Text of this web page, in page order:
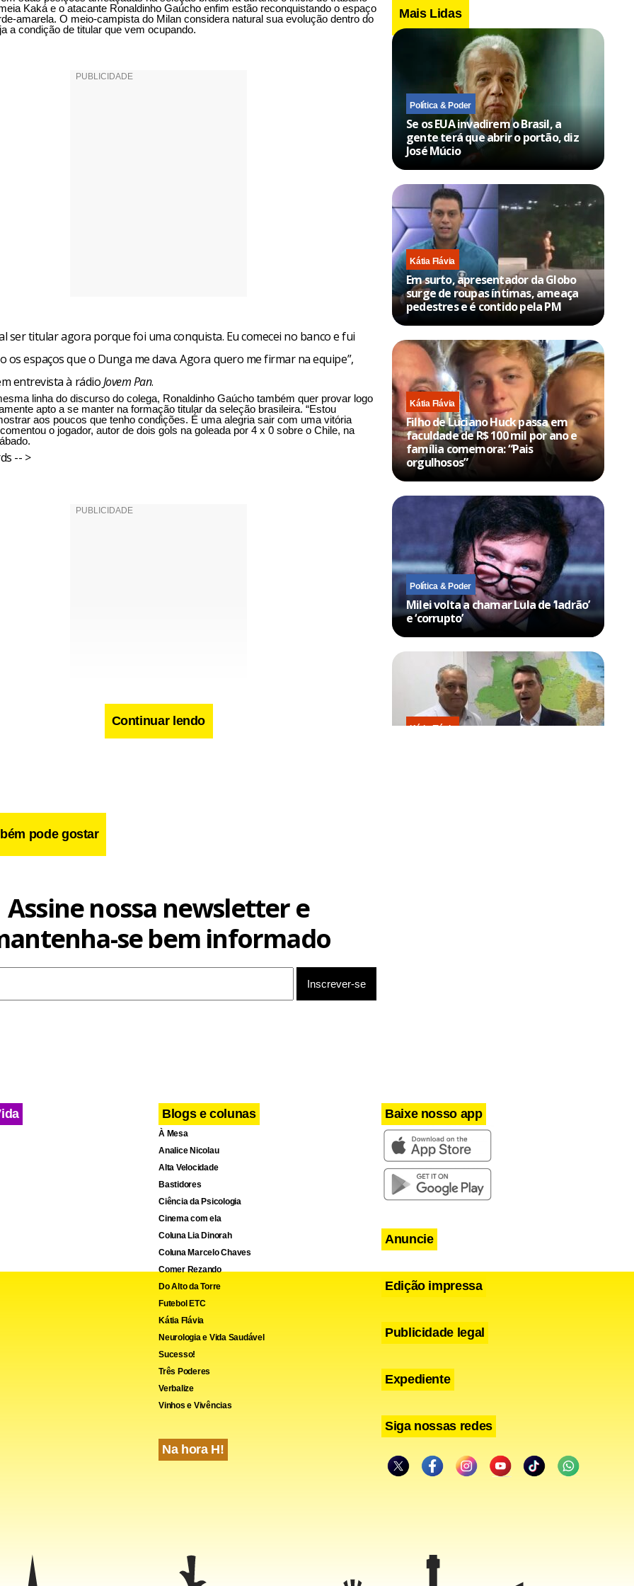
Kaká e o atacante Ronaldinho Gaúcho enfim estão reconquistando o espaço
amarela. O meio-campista do Milan considera natural sua evolução dentro do
a condição de titular que vem ocupando.
ser titular agora porque foi uma conquista. Eu comecei no banco e fui
os espaços que o Dunga me dava. Agora quero me firmar na equipe”,
entrevista à rádioJovem Pan.
linha do discurso do colega, Ronaldinho Gaúcho também quer provar logo
apto a se manter na formação titular da seleção brasileira. “Estou
aos poucos que tenho condições. É uma alegria sair com uma vitória
o jogador, autor de dois gols na goleada por 4 x 0 sobre o Chile, na
-- >
Continuar lendo
pode gostar
Mais Lidas
Política & Poder
Se os EUA invadirem o Brasil, a
gente terá que abrir o portão, diz
José Múcio
Kátia Flávia
Em surto, apresentador da Globo
surge de roupas íntimas, ameaça
pedestres e é contido pela PM
Kátia Flávia
Filho de Luciano Huck passa em
faculdade de R$ 100 mil por ano e
família comemora: “Pais
orgulhosos”
Política & Poder
Milei volta a chamar Lula de ‘ladrão’
e ‘corrupto’
Kátia Flávia
Assine nossa newsletter e
se bem informado
Blogs e colunas
À Mesa
Analice Nicolau
Alta Velocidade
Bastidores
Ciência da Psicologia
Cinema com ela
Coluna Lia Dinorah
Coluna Marcelo Chaves
Comer Rezando
Do Alto da Torre
Futebol ETC
Kátia Flávia
Neurologia e Vida Saudável
Sucesso!
Três Poderes
Verbalize
Vinhos e Vivências
Na hora H!
Baixe nosso app
Anuncie
Edição impressa
Publicidade legal
Expediente
Siga nossas redes